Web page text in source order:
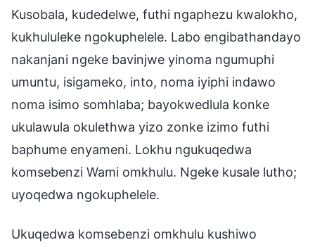
Kusobala, kudedelwe, futhi ngaphezu kwalokho,
kukhululeke ngokuphelele. Labo engibathandayo
nakanjani ngeke bavinjwe yinoma ngumuphi
umuntu, isigameko, into, noma iyiphi indawo
noma isimo somhlaba; bayokwedlula konke
ukulawula okulethwa yizo zonke izimo futhi
baphume enyameni. Lokhu ngukuqedwa
komsebenzi Wami omkhulu. Ngeke kusale lutho;
uyoqedwa ngokuphelele.
Ukuqedwa komsebenzi omkhulu kushiwo